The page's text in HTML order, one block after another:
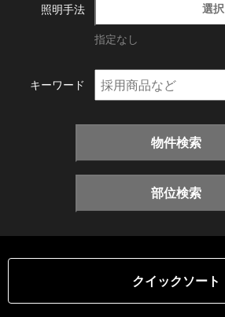
照明手法 選択
指定なし
キーワード
物件検索
部位検索
クイックソート